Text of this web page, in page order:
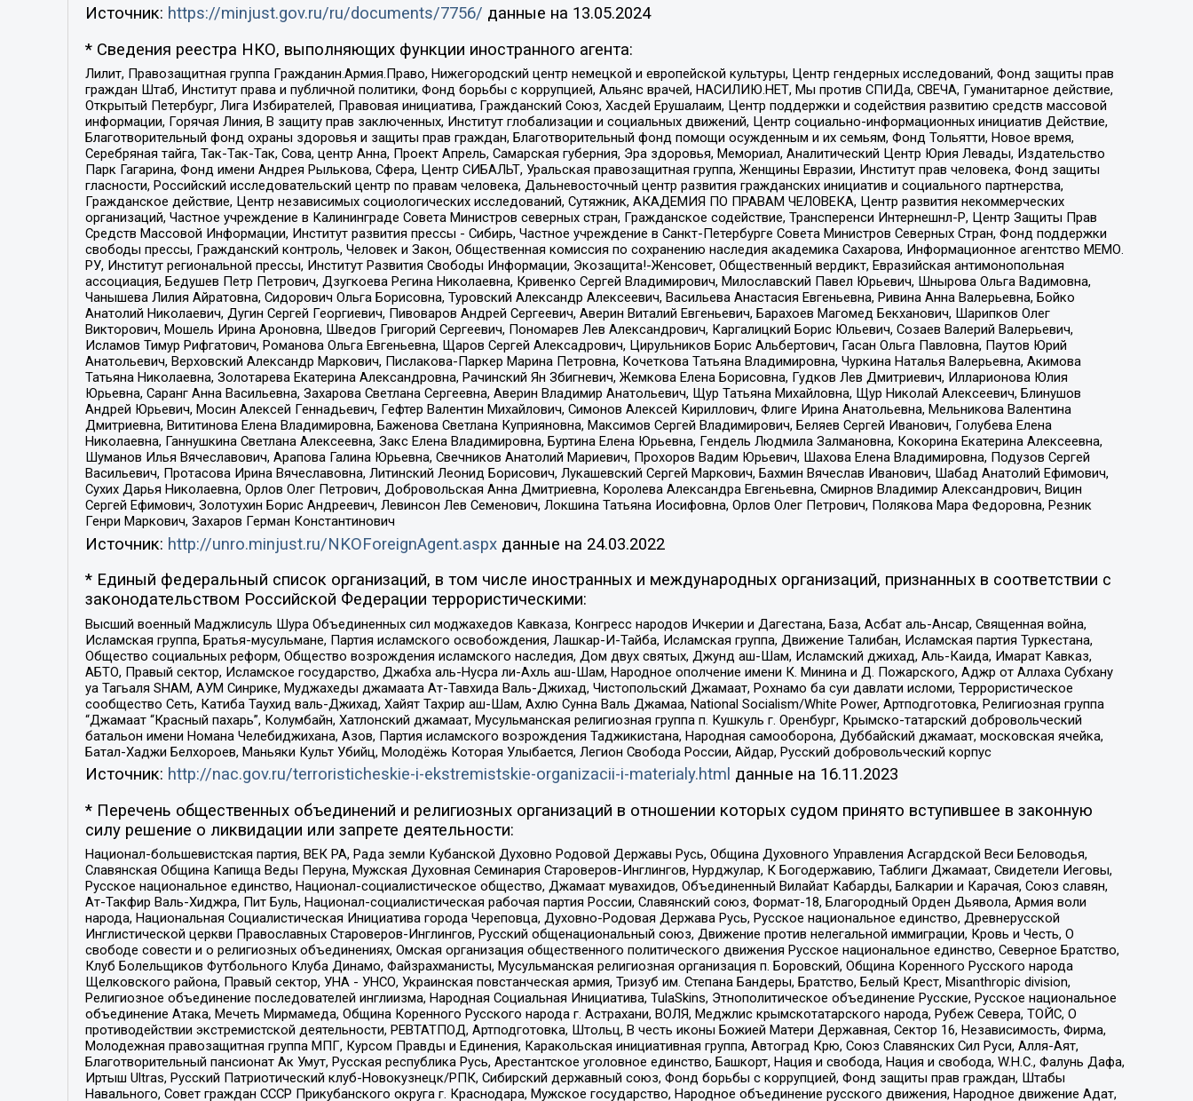
Источник: https://minjust.gov.ru/ru/documents/7756/ данные на 13.05.2024
* Сведения реестра НКО, выполняющих функции иностранного агента:
Лилит, Правозащитная группа Гражданин.Армия.Право, Нижегородский центр немецкой и европейской культуры, Центр гендерных исследований, Фонд защиты прав
граждан Штаб, Институт права и публичной политики, Фонд борьбы с коррупцией, Альянс врачей, НАСИЛИЮ.НЕТ, Мы против СПИДа, СВЕЧА, Гуманитарное действие,
Открытый Петербург, Лига Избирателей, Правовая инициатива, Гражданский Союз, Хасдей Ерушалаим, Центр поддержки и содействия развитию средств массовой
информации, Горячая Линия, В защиту прав заключенных, Институт глобализации и социальных движений, Центр социально-информационных инициатив Действие,
Благотворительный фонд охраны здоровья и защиты прав граждан, Благотворительный фонд помощи осужденным и их семьям, Фонд Тольятти, Новое время,
Серебряная тайга, Так-Так-Так, Сова, центр Анна, Проект Апрель, Самарская губерния, Эра здоровья, Мемориал, Аналитический Центр Юрия Левады, Издательство
Парк Гагарина, Фонд имени Андрея Рылькова, Сфера, Центр СИБАЛЬТ, Уральская правозащитная группа, Женщины Евразии, Институт прав человека, Фонд защиты
гласности, Российский исследовательский центр по правам человека, Дальневосточный центр развития гражданских инициатив и социального партнерства,
Гражданское действие, Центр независимых социологических исследований, Сутяжник, АКАДЕМИЯ ПО ПРАВАМ ЧЕЛОВЕКА, Центр развития некоммерческих
организаций, Частное учреждение в Калининграде Совета Министров северных стран, Гражданское содействие, Трансперенси Интернешнл-Р, Центр Защиты Прав
Средств Массовой Информации, Институт развития прессы - Сибирь, Частное учреждение в Санкт-Петербурге Совета Министров Северных Стран, Фонд поддержки
свободы прессы, Гражданский контроль, Человек и Закон, Общественная комиссия по сохранению наследия академика Сахарова, Информационное агентство МЕМО.
РУ, Институт региональной прессы, Институт Развития Свободы Информации, Экозащита!-Женсовет, Общественный вердикт, Евразийская антимонопольная
ассоциация, Бедушев Петр Петрович, Дзугкоева Регина Николаевна, Кривенко Сергей Владимирович, Милославский Павел Юрьевич, Шнырова Ольга Вадимовна,
Чанышева Лилия Айратовна, Сидорович Ольга Борисовна, Туровский Александр Алексеевич, Васильева Анастасия Евгеньевна, Ривина Анна Валерьевна, Бойко
Анатолий Николаевич, Дугин Сергей Георгиевич, Пивоваров Андрей Сергеевич, Аверин Виталий Евгеньевич, Барахоев Магомед Бекханович, Шарипков Олег
Викторович, Мошель Ирина Ароновна, Шведов Григорий Сергеевич, Пономарев Лев Александрович, Каргалицкий Борис Юльевич, Созаев Валерий Валерьевич,
Исламов Тимур Рифгатович, Романова Ольга Евгеньевна, Щаров Сергей Алексадрович, Цирульников Борис Альбертович, Гасан Ольга Павловна, Паутов Юрий
Анатольевич, Верховский Александр Маркович, Пислакова-Паркер Марина Петровна, Кочеткова Татьяна Владимировна, Чуркина Наталья Валерьевна, Акимова
Татьяна Николаевна, Золотарева Екатерина Александровна, Рачинский Ян Збигневич, Жемкова Елена Борисовна, Гудков Лев Дмитриевич, Илларионова Юлия
Юрьевна, Саранг Анна Васильевна, Захарова Светлана Сергеевна, Аверин Владимир Анатольевич, Щур Татьяна Михайловна, Щур Николай Алексеевич, Блинушов
Андрей Юрьевич, Мосин Алексей Геннадьевич, Гефтер Валентин Михайлович, Симонов Алексей Кириллович, Флиге Ирина Анатольевна, Мельникова Валентина
Дмитриевна, Вититинова Елена Владимировна, Баженова Светлана Куприяновна, Максимов Сергей Владимирович, Беляев Сергей Иванович, Голубева Елена
Николаевна, Ганнушкина Светлана Алексеевна, Закс Елена Владимировна, Буртина Елена Юрьевна, Гендель Людмила Залмановна, Кокорина Екатерина Алексеевна,
Шуманов Илья Вячеславович, Арапова Галина Юрьевна, Свечников Анатолий Мариевич, Прохоров Вадим Юрьевич, Шахова Елена Владимировна, Подузов Сергей
Васильевич, Протасова Ирина Вячеславовна, Литинский Леонид Борисович, Лукашевский Сергей Маркович, Бахмин Вячеслав Иванович, Шабад Анатолий Ефимович,
Сухих Дарья Николаевна, Орлов Олег Петрович, Добровольская Анна Дмитриевна, Королева Александра Евгеньевна, Смирнов Владимир Александрович, Вицин
Сергей Ефимович, Золотухин Борис Андреевич, Левинсон Лев Семенович, Локшина Татьяна Иосифовна, Орлов Олег Петрович, Полякова Мара Федоровна, Резник
Генри Маркович, Захаров Герман Константинович
Источник: http://unro.minjust.ru/NKOForeignAgent.aspxданные на 24.03.2022
* Единый федеральный список организаций, в том числе иностранных и международных организаций, признанных в соответствии с
законодательством Российской Федерации террористическими:
Высший военный Маджлисуль Шура Объединенных сил моджахедов Кавказа, Конгресс народов Ичкерии и Дагестана, База, Асбат аль-Ансар, Священная война,
Исламская группа, Братья-мусульмане, Партия исламского освобождения, Лашкар-И-Тайба, Исламская группа, Движение Талибан, Исламская партия Туркестана,
Общество социальных реформ, Общество возрождения исламского наследия, Дом двух святых, Джунд аш-Шам, Исламский джихад, Аль-Каида, Имарат Кавказ,
АБТО, Правый сектор, Исламское государство, Джабха аль-Нусра ли-Ахль аш-Шам, Народное ополчение имени К. Минина и Д. Пожарского, Аджр от Аллаха Субхану
уа Тагьаля SHAM, АУМ Синрике, Муджахеды джамаата Ат-Тавхида Валь-Джихад, Чистопольский Джамаат, Рохнамо ба суи давлати исломи, Террористическое
сообщество Сеть, Катиба Таухид валь-Джихад, Хайят Тахрир аш-Шам, Ахлю Сунна Валь Джамаа, National Socialism/White Power, Артподготовка, Религиозная группа
“Джамаат “Красный пахарь”, Колумбайн, Хатлонский джамаат, Мусульманская религиозная группа п. Кушкуль г. Оренбург, Крымско-татарский добровольческий
батальон имени Номана Челебиджихана, Азов, Партия исламского возрождения Таджикистана, Народная самооборона, Дуббайский джамаат, московская ячейка,
Батал-Хаджи Белхороев, Маньяки Культ Убийц, Молодёжь Которая Улыбается, Легион Свобода России, Айдар, Русский добровольческий корпус
Источник: http://nac.gov.ru/terroristicheskie-i-ekstremistskie-organizacii-i-materialy.html данные на 16.11.2023
* Перечень общественных объединений и религиозных организаций в отношении которых судом принято вступившее в законную
силу решение о ликвидации или запрете деятельности:
Национал-большевистская партия, ВЕК РА, Рада земли Кубанской Духовно Родовой Державы Русь, Община Духовного Управления Асгардской Веси Беловодья,
Славянская Община Капища Веды Перуна, Мужская Духовная Семинария Староверов-Инглингов, Нурджулар, К Богодержавию, Таблиги Джамаат, Свидетели Иеговы,
Русское национальное единство, Национал-социалистическое общество, Джамаат мувахидов, Объединенный Вилайат Кабарды, Балкарии и Карачая, Союз славян,
Ат-Такфир Валь-Хиджра, Пит Буль, Национал-социалистическая рабочая партия России, Славянский союз, Формат-18, Благородный Орден Дьявола, Армия воли
народа, Национальная Социалистическая Инициатива города Череповца, Духовно-Родовая Держава Русь, Русское национальное единство, Древнерусской
Инглистической церкви Православных Староверов-Инглингов, Русский общенациональный союз, Движение против нелегальной иммиграции, Кровь и Честь, О
свободе совести и о религиозных объединениях, Омская организация общественного политического движения Русское национальное единство, Северное Братство,
Клуб Болельщиков Футбольного Клуба Динамо, Файзрахманисты, Мусульманская религиозная организация п. Боровский, Община Коренного Русского народа
Щелковского района, Правый сектор, УНА - УНСО, Украинская повстанческая армия, Тризуб им. Степана Бандеры, Братство, Белый Крест, Misanthropic division,
Религиозное объединение последователей инглиизма, Народная Социальная Инициатива, TulaSkins, Этнополитическое объединение Русские, Русское национальное
объединение Атака, Мечеть Мирмамеда, Община Коренного Русского народа г. Астрахани, ВОЛЯ, Меджлис крымскотатарского народа, Рубеж Севера, ТОЙС, О
противодействии экстремистской деятельности, РЕВТАТПОД, Артподготовка, Штольц, В честь иконы Божией Матери Державная, Сектор 16, Независимость, Фирма,
Молодежная правозащитная группа МПГ, Курсом Правды и Единения, Каракольская инициативная группа, Автоград Крю, Союз Славянских Сил Руси, Алля-Аят,
Благотворительный пансионат Ак Умут, Русская республика Русь, Арестантское уголовное единство, Башкорт, Нация и свобода, Нация и свобода, W.H.С., Фалунь Дафа,
Иртыш Ultras, Русский Патриотический клуб-Новокузнецк/РПК, Сибирский державный союз, Фонд борьбы с коррупцией, Фонд защиты прав граждан, Штабы
Навального, Совет граждан СССР Прикубанского округа г. Краснодара, Мужское государство, Народное объединение русского движения, Народное движение Адат,